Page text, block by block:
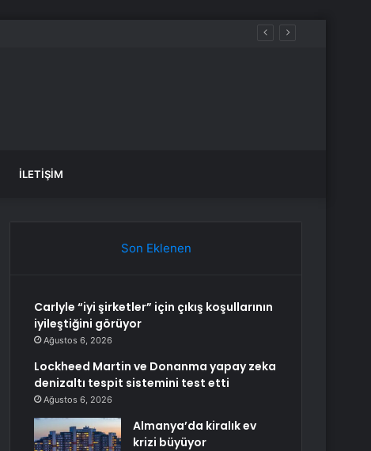
İLETIŞIM
Son Eklenen
Carlyle “iyi şirketler” için çıkış koşullarının
iyileştiğini görüyor
Ağustos 6, 2026
Lockheed Martin ve Donanma yapay zeka
denizaltı tespit sistemini test etti
Ağustos 6, 2026
Almanya’da kiralık ev
krizi büyüyor